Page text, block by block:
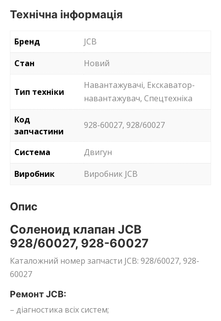
Технічна інформація
Бренд
JCB
Стан
Новий
Тип техніки
Навантажувачі, Екскаватор-
навантажувач, Спецтехніка
Код
запчастини
928-60027, 928/60027
Система
Двигун
Виробник
Виробник JCB
Опис
Соленоид клапан JCB
928/60027, 928-60027
Каталожний номер запчасти JCB: 928/60027, 928-
60027
Ремонт JCB:
– діагностика всіх систем;